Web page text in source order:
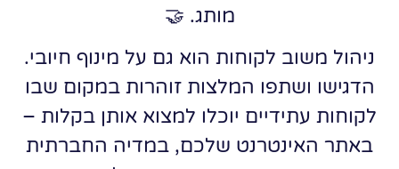
מותג. 🤝
ניהול משוב לקוחות הוא גם על מינוף חיובי.
הדגישו ושתפו המלצות זוהרות במקום שבו
לקוחות עתידיים יוכלו למצוא אותן בקלות –
באתר האינטרנט שלכם, במדיה החברתית